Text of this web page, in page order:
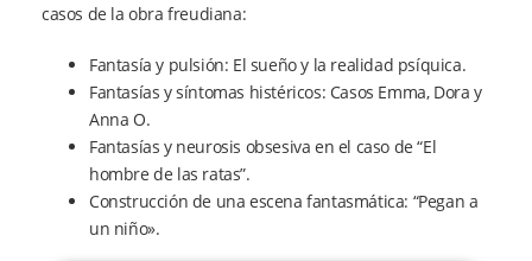
casos de la obra freudiana:
Fantasía y pulsión: El sueño y la realidad psíquica.
Fantasías y síntomas histéricos: Casos Emma, Dora y
Anna O.
Fantasías y neurosis obsesiva en el caso de “El
hombre de las ratas”.
Construcción de una escena fantasmática: “Pegan a
un niño».